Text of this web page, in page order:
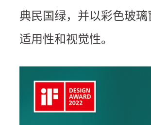
典民国绿，并以彩色玻
适用性和视觉性。